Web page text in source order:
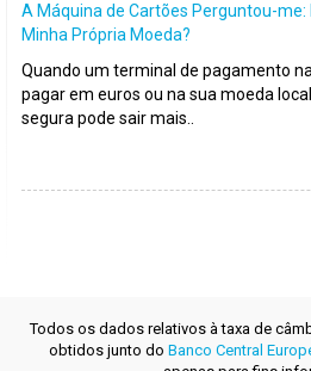
A Máquina de Cartões Perguntou-me:
Minha Própria Moeda?
Quando um terminal de pagamento
pagar em euros ou na sua moeda
segura pode sair mais..
Todos os dados relativos à taxa de
obtidos junto do Banco Central